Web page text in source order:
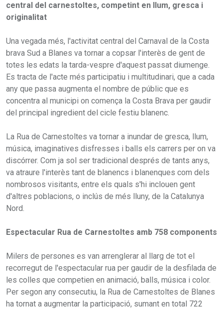
central del carnestoltes, competint en llum, gresca i
originalitat
Una vegada més, l'activitat central del Carnaval de la Costa
brava Sud a Blanes va tornar a copsar l'interès de gent de
totes les edats la tarda-vespre d'aquest passat diumenge.
Es tracta de l'acte més participatiu i multitudinari, que a cada
any que passa augmenta el nombre de públic que es
concentra al municipi on comença la Costa Brava per gaudir
del principal ingredient del cicle festiu blanenc.
La Rua de Carnestoltes va tornar a inundar de gresca, llum,
música, imaginatives disfresses i balls els carrers per on va
discórrer. Com ja sol ser tradicional després de tants anys,
va atraure l'interès tant de blanencs i blanenques com dels
nombrosos visitants, entre els quals s'hi inclouen gent
d'altres poblacions, o inclús de més lluny, de la Catalunya
Nord.
Espectacular Rua de Carnestoltes amb 758 components
Milers de persones es van arrenglerar al llarg de tot el
recorregut de l'espectacular rua per gaudir de la desfilada de
les colles que competien en animació, balls, música i color.
Per segon any consecutiu, la Rua de Carnestoltes de Blanes
ha tornat a augmentar la participació, sumant en total 722